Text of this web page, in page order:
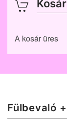
Kosár
A kosár üres
Fülbevaló